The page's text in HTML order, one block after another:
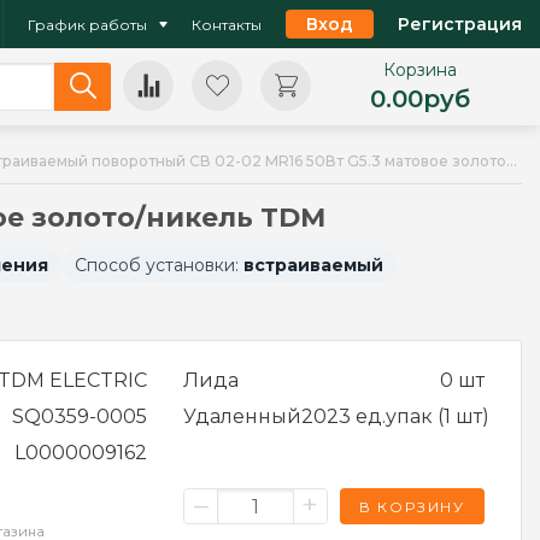
График работы Контакты Вход Регистрация
Корзина
0.00руб
Светильник встраиваемый поворотный СВ 02-02 MR16 50Вт G5.3 матовое золото/никель TDM
золото/никель TDM
Способ установки: встраиваемый
ELECTRIC
SQ0359-0005
L0000009162
Лида
0 шт
Удаленный2023 ед.упак (1 шт)
– + В КОРЗИНУ